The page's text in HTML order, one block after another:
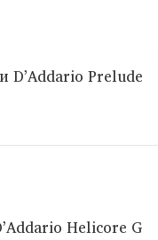
D’Addario Prelude
Helicorе G